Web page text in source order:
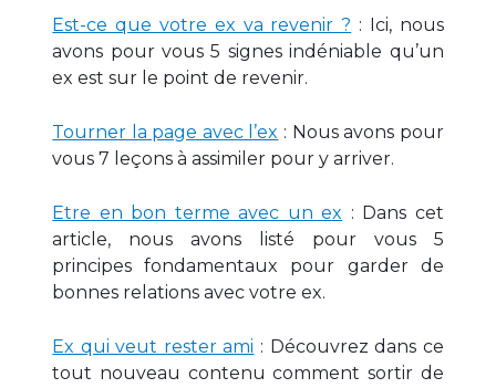
Est-ce que votre ex va revenir ? : Ici, nous
avons pour vous 5 signes indéniable qu’un
ex est sur le point de revenir.
Tourner la page avec l’ex : Nous avons pour
vous 7 leçons à assimiler pour y arriver.
Etre en bon terme avec un ex : Dans cet
article, nous avons listé pour vous 5
principes fondamentaux pour garder de
bonnes relations avec votre ex.
Ex qui veut rester ami : Découvrez dans ce
tout nouveau contenu comment sortir de